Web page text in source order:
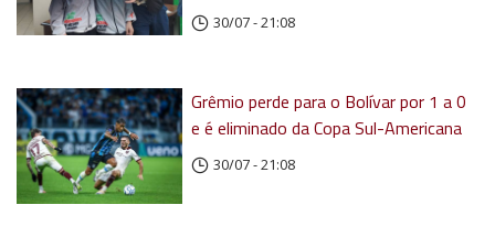
30/07 - 21:08
Grêmio perde para o Bolívar por 1 a 0
e é eliminado da Copa Sul-Americana
30/07 - 21:08